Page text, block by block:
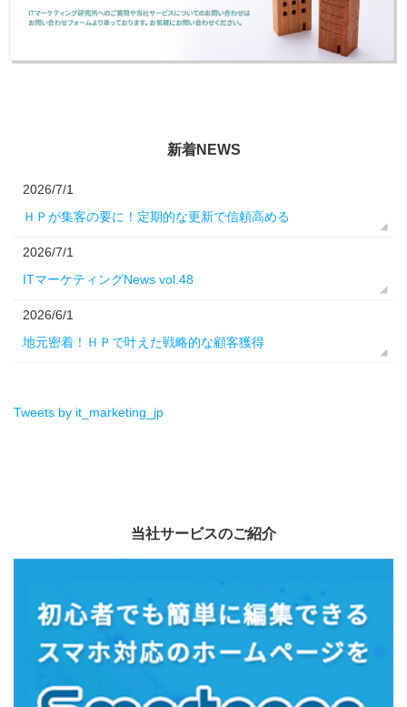
新着NEWS
2026/7/1
ＨＰが集客の要に！定期的な更新で信頼高める
2026/7/1
ITマーケティングNews vol.48
2026/6/1
地元密着！ＨＰで叶えた戦略的な顧客獲得
Tweets by it_marketing_jp
当社サービスのご紹介